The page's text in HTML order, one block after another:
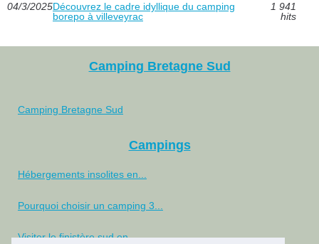
04/3/2025Découvrez le cadre idyllique du camping
borepo à villeveyrac
1 941
hits
Camping Bretagne Sud
Camping Bretagne Sud
Campings
Hébergements insolites en...
Pourquoi choisir un camping 3...
Visiter le finistère sud en...